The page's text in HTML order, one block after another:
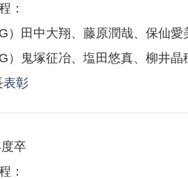
：
G）田中大翔、藤原潤哉、保仙
G）鬼塚征冶、塩田悠真、柳井晶
表彰
卒
：